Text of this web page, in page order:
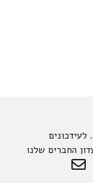
לעידכונים
החברים שלנו